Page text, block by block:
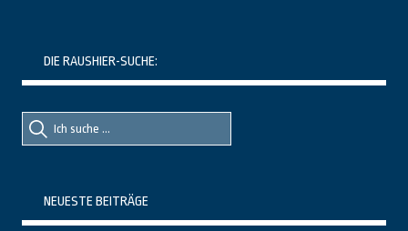
DIE RAUSHIER-SUCHE:
Suche
nach::
Suche
nach:
NEUESTE BEITRÄGE